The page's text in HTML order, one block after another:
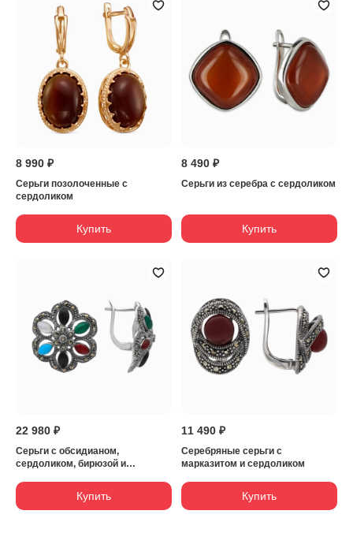
8 990 ₽
Серьги позолоченные с
сердоликом
Купить
8 490 ₽
Серьги из серебра с сердоликом
Купить
22 980 ₽
Серьги с обсидианом,
сердоликом, бирюзой и
Купить
11 490 ₽
Серебряные серьги с
марказитом и сердоликом
Купить